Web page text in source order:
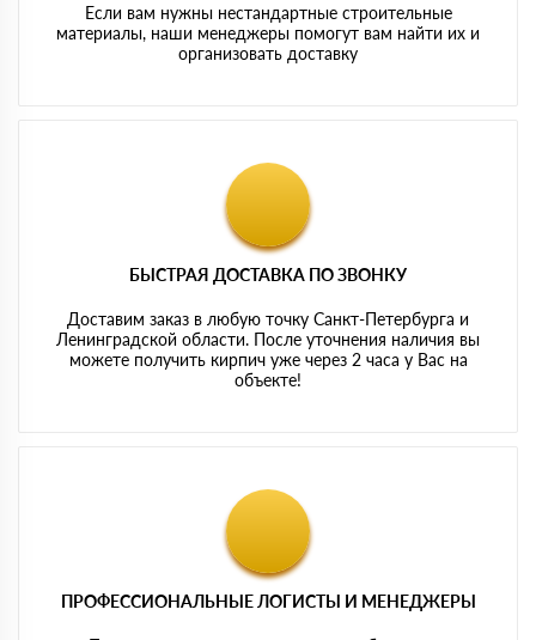
Если вам нужны нестандартные строительные
материалы, наши менеджеры помогут вам найти их и
организовать доставку
БЫСТРАЯ ДОСТАВКА ПО ЗВОНКУ
Доставим заказ в любую точку Санкт-Петербурга и
Ленинградской области. После уточнения наличия вы
можете получить кирпич уже через 2 часа у Вас на
объекте!
ПРОФЕССИОНАЛЬНЫЕ ЛОГИСТЫ И МЕНЕДЖЕРЫ